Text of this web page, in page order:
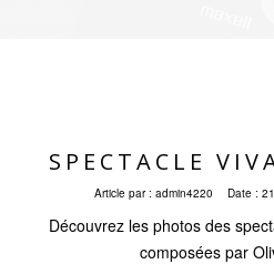
SPECTACLE
Article par : admin4220 Date :
Découvrez les photos des
composées par